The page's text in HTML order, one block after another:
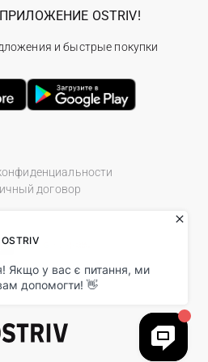
договор
All Rights Reserved.
OSTRIV!
и быстрые покупки